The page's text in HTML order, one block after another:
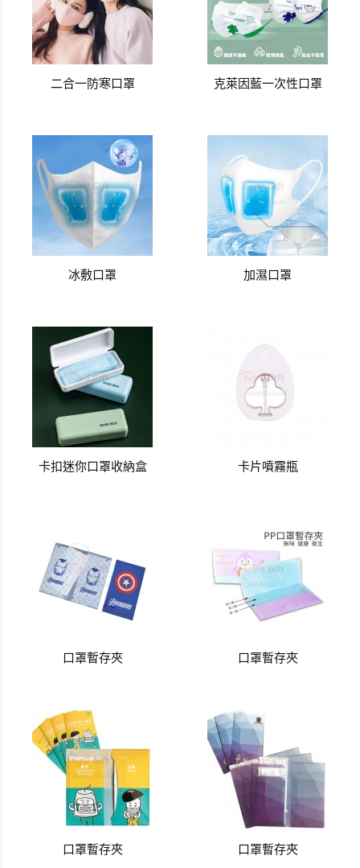
二合一防寒口罩 克萊因藍一次性口罩
冰敷口罩 加濕口罩
卡扣迷你口罩收納盒 卡片噴霧瓶
口罩暫存夾 口罩暫存夾
口罩暫存夾 口罩暫存夾